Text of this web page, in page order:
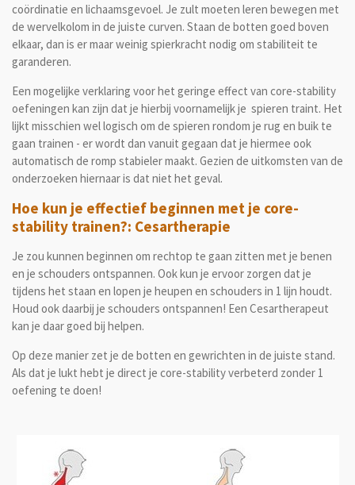
coördinatie en lichaamsgevoel. Je zult moeten leren bewegen met
de wervelkolom in de juiste curven. Staan de botten goed boven
elkaar, dan is er maar weinig spierkracht nodig om stabiliteit te
garanderen.
Een mogelijke verklaring voor het geringe effect van core-stability
oefeningen kan zijn dat je hierbij voornamelijk je spieren traint. Het
lijkt misschien wel logisch om de spieren rondom je rug en buik te
gaan trainen - er wordt dan vanuit gegaan dat je hiermee ook
automatisch de romp stabieler maakt. Gezien de uitkomsten van de
onderzoeken hiernaar is dat niet het geval.
Hoe kun je effectief beginnen met je core-
stability trainen?: Cesartherapie
Je zou kunnen beginnen om rechtop te gaan zitten met je benen
en je schouders ontspannen. Ook kun je ervoor zorgen dat je
tijdens het staan en lopen je heupen en schouders in 1 lijn houdt.
Houd ook daarbij je schouders ontspannen! Een Cesartherapeut
kan je daar goed bij helpen.
Op deze manier zet je de botten en gewrichten in de juiste stand.
Als dat je lukt hebt je direct je core-stability verbeterd zonder 1
oefening te doen!